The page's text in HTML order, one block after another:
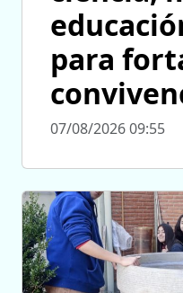
para
07/08/2026 09:55